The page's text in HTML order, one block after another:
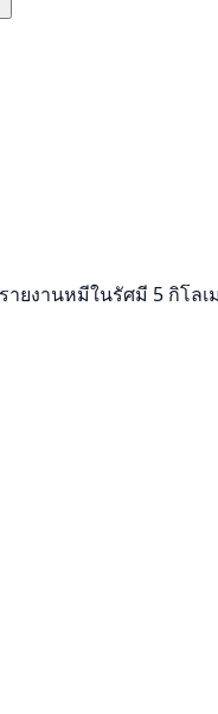
ยงานหมีในรัศมี 5 กิโลเ